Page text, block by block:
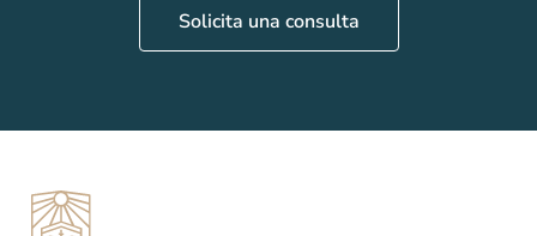
Solicita una consulta